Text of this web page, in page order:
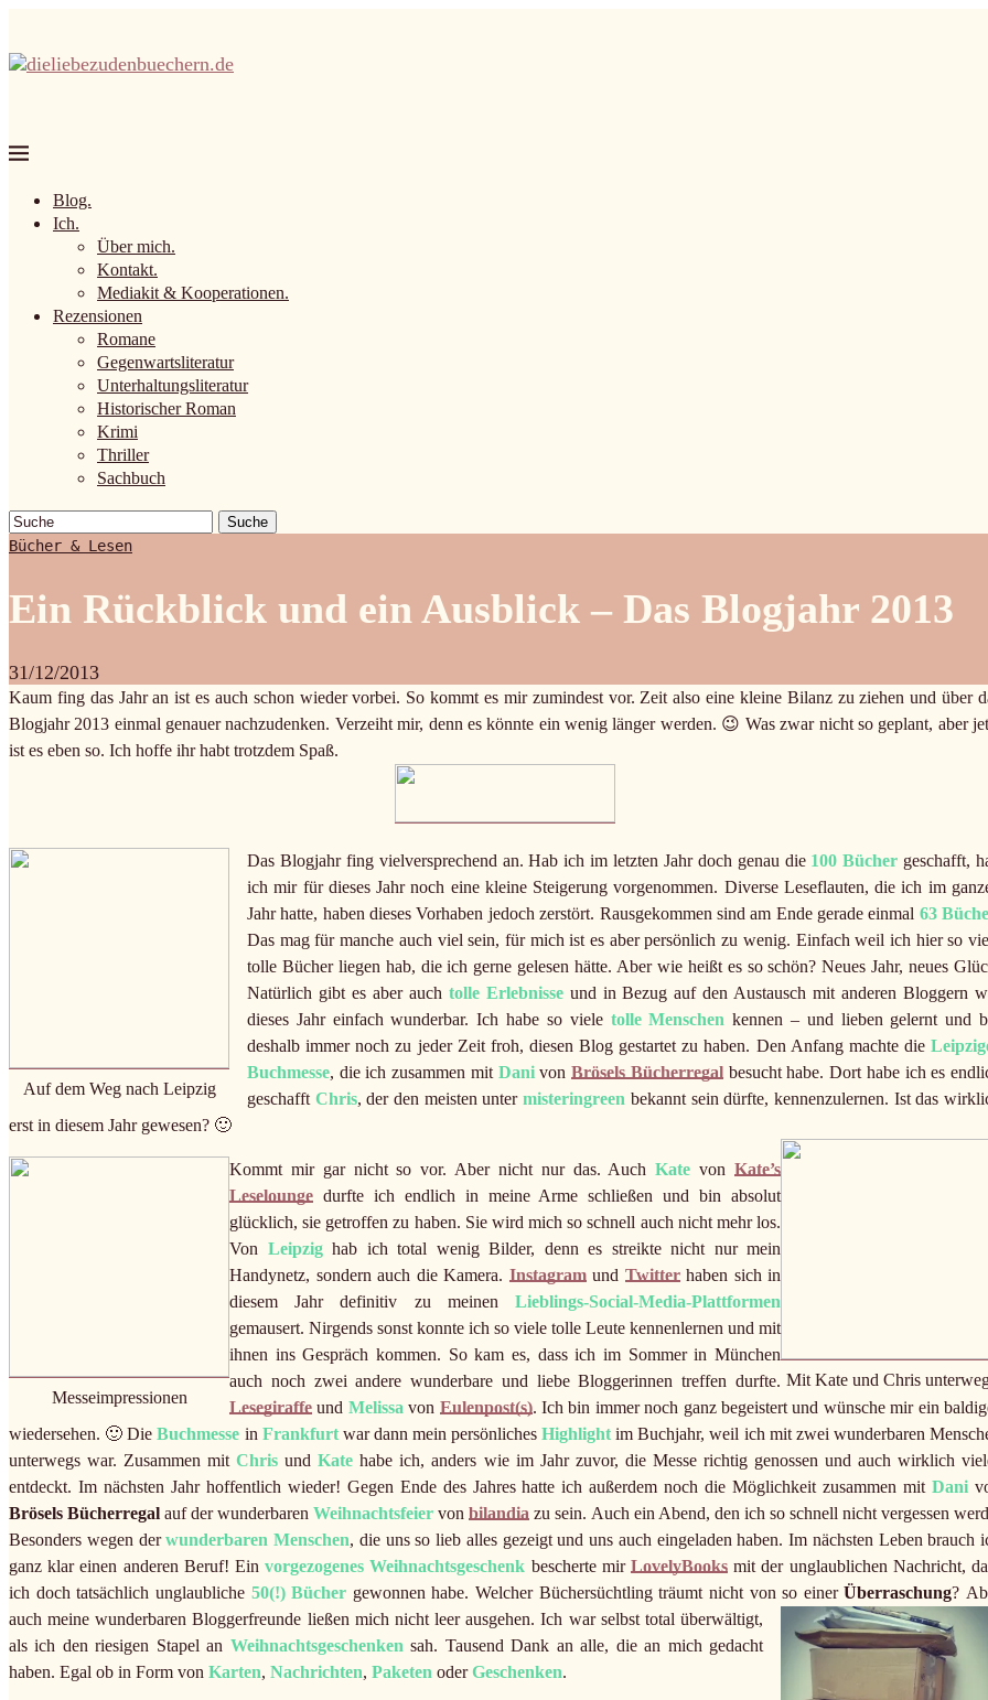
Blog.
Ich.
Über mich.
Kontakt.
Mediakit & Kooperationen.
Rezensionen
Romane
Gegenwartsliteratur
Unterhaltungsliteratur
Historischer Roman
Krimi
Thriller
Sachbuch
Suche
Bücher & Lesen
Ein Rückblick und ein Ausblick – Das Blogjahr 2013
31/12/2013
Kaum fing das Jahr an ist es auch schon wieder vorbei. So kommt es mir zumindest vor. Zeit also eine kleine Bilanz zu ziehen und über
Blogjahr 2013 einmal genauer nachzudenken. Verzeiht mir, denn es könnte ein wenig länger werden. 😉 Was zwar nicht so geplant, aber
ist es eben so. Ich hoffe ihr habt trotzdem Spaß.
Auf dem Weg nach Leipzig
Das Blogjahr fing vielversprechend an. Hab ich im letzten Jahr doch genau die 100 Bücher geschafft,
ich mir für dieses Jahr noch eine kleine Steigerung vorgenommen. Diverse Leseflauten, die ich im
Jahr hatte, haben dieses Vorhaben jedoch zerstört. Rausgekommen sind am Ende gerade einmal 63
Das mag für manche auch viel sein, für mich ist es aber persönlich zu wenig. Einfach weil ich hier so
tolle Bücher liegen hab, die ich gerne gelesen hätte. Aber wie heißt es so schön? Neues Jahr, neues
Natürlich gibt es aber auch tolle Erlebnisseund in Bezug auf den Austausch mit anderen Bloggern
dieses Jahr einfach wunderbar. Ich habe so viele tolle Menschen kennen – und lieben gelernt und
deshalb immer noch zu jeder Zeit froh, diesen Blog gestartet zu haben. Den Anfang machte die
Buchmesse, die ich zusammen mit DanivonBrösels Bücherregalbesucht habe. Dort habe ich es
geschafft Chris, der den meisten untermisteringreen bekannt sein dürfte, kennenzulernen. Ist das
erst in diesem Jahr gewesen? 🙂
Mit Kate und Chris
Messeimpressionen
Kommt mir gar nicht so vor. Aber nicht nur das. AuchKate vonKate’s
Leselounge durfte ich endlich in meine Arme schließen und bin absolut
glücklich, sie getroffen zu haben. Sie wird mich so schnell auch nicht mehr los.
Von Leipzighab ich total wenig Bilder, denn es streikte nicht nur mein
Handynetz, sondern auch die Kamera. Instagramund Twitterhaben sich in
diesem Jahr definitiv zu meinen Lieblings-Social-Media-Plattformen
gemausert. Nirgends sonst konnte ich so viele tolle Leute kennenlernen und mit
ihnen ins Gespräch kommen. So kam es, dass ich im Sommer in München
auch noch zwei andere wunderbare und liebe Bloggerinnen treffen durfte.
Lesegiraffe und Melissa von Eulenpost(s). Ich bin immer noch ganz begeistert und wünsche mir ein
wiedersehen. 🙂 DieBuchmesse in Frankfurtwar dann mein persönlichesHighlight im Buchjahr, weil ich mit zwei wunderbaren
unterwegs war. Zusammen mitChris undKate habe ich, anders wie im Jahr zuvor, die Messe richtig genossen und auch wirklich
entdeckt. Im nächsten Jahr hoffentlich wieder! Gegen Ende des Jahres hatte ich außerdem noch die Möglichkeit zusammen mitDani
Brösels Bücherregal auf der wunderbarenWeihnachtsfeier vonbilandia zu sein. Auch ein Abend, den ich so schnell nicht vergessen
Besonders wegen derwunderbaren Menschen, die uns so lieb alles gezeigt und uns auch eingeladen haben. Im nächsten Leben brauch
ganz klar einen anderen Beruf! Einvorgezogenes Weihnachtsgeschenk bescherte mirLovelyBooks mit der unglaublichen Nachricht,
ich doch tatsächlich unglaubliche 50(!) Bücher gewonnen habe. Welcher Büchersüchtling träumt nicht von so einerÜberraschung?
auch meine wunderbaren Bloggerfreunde ließen mich nicht leer ausgehen. Ich war selbst total überwältigt,
als ich den riesigen Stapel an Weihnachtsgeschenken sah. Tausend Dank an alle, die an mich gedacht
haben. Egal ob in Form von Karten, Nachrichten, Paketen oderGeschenken.